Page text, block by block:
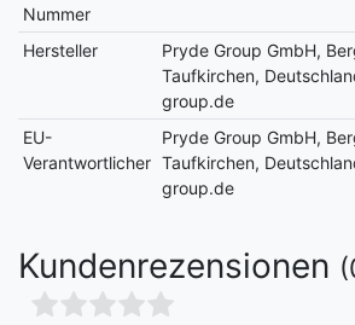
Nummer
Hersteller
Pryde Group GmbH,
Taufkirchen,
group.de
EU-
Verantwortlicher
Pryde Group GmbH,
Taufkirchen,
group.de
Kundenrezensionen